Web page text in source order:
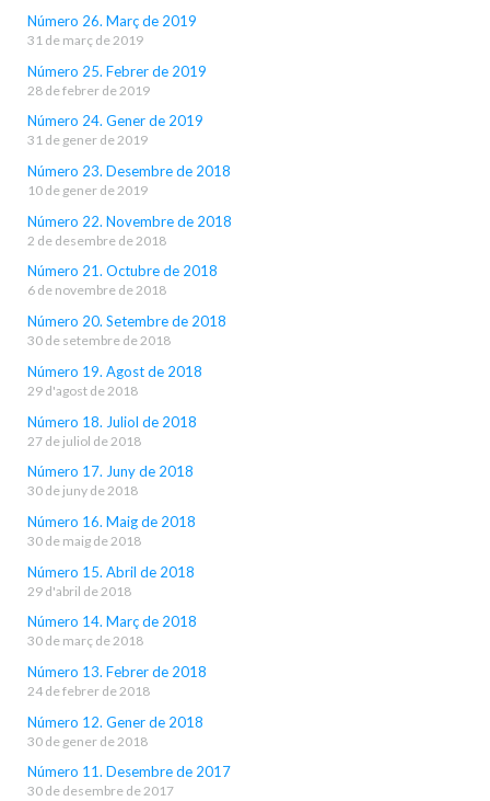
Número 26. Març de 2019
31 de març de 2019
Número 25. Febrer de 2019
28 de febrer de 2019
Número 24. Gener de 2019
31 de gener de 2019
Número 23. Desembre de 2018
10 de gener de 2019
Número 22. Novembre de 2018
2 de desembre de 2018
Número 21. Octubre de 2018
6 de novembre de 2018
Número 20. Setembre de 2018
30 de setembre de 2018
Número 19. Agost de 2018
29 d'agost de 2018
Número 18. Juliol de 2018
27 de juliol de 2018
Número 17. Juny de 2018
30 de juny de 2018
Número 16. Maig de 2018
30 de maig de 2018
Número 15. Abril de 2018
29 d'abril de 2018
Número 14. Març de 2018
30 de març de 2018
Número 13. Febrer de 2018
24 de febrer de 2018
Número 12. Gener de 2018
30 de gener de 2018
Número 11. Desembre de 2017
30 de desembre de 2017